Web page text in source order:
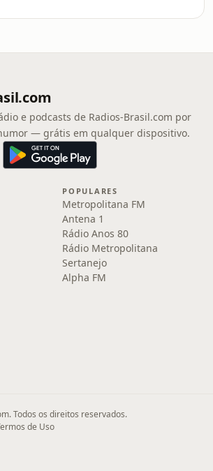
e podcasts de Radios-Brasil.com por
— grátis em qualquer dispositivo.
POPULARES
Metropolitana FM
Antena 1
Rádio Anos 80
Rádio Metropolitana
Sertanejo
Alpha FM
Todos os direitos reservados.
de Uso